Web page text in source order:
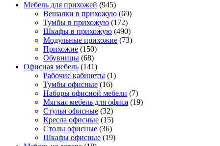
Мебель для прихожей (945)
Вешалки в прихожую (69)
Тумбы в прихожую (172)
Шкафы в прихожую (490)
Модульные прихожие (73)
Прихожие (150)
Обувницы (68)
Офисная мебель (141)
Рабочие кабинеты (1)
Тумбы офисные (16)
Наборы офисной мебели (7)
Мягкая мебель для офиса (19)
Стулья офисные (32)
Кресла офисные (15)
Столы офисные (36)
Шкафы офисные (19)